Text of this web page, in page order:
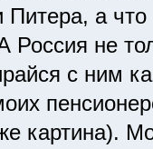
а что
Россия не
с ним
картина).